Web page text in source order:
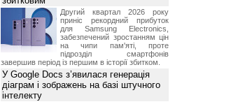
Другий квартал 2026 року
приніс рекордний прибуток
для Samsung Electronics,
забезпечений зростанням цін
на чипи пам'яті, проте
підрозділ смартфонів
завершив період із першим в історії збитком.
У Google Docs з’явилася генерація
діаграм і зображень на базі штучного
інтелекту